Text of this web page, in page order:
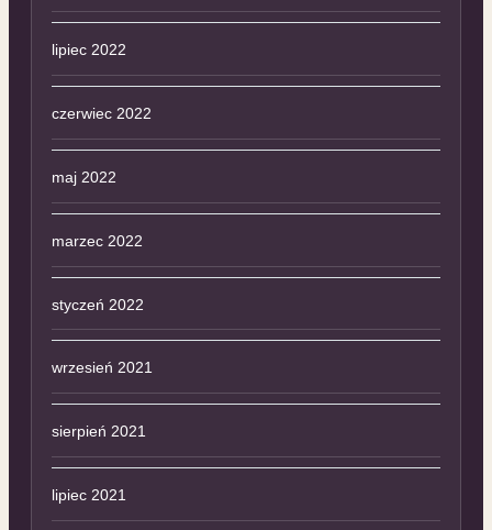
lipiec 2022
czerwiec 2022
maj 2022
marzec 2022
styczeń 2022
wrzesień 2021
sierpień 2021
lipiec 2021